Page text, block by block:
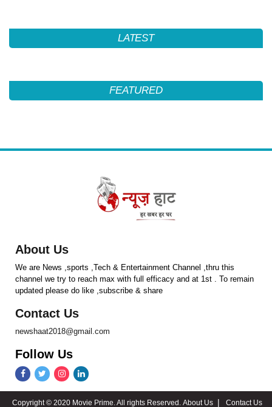
LATEST
FEATURED
About Us
We are News ,sports ,Tech & Entertainment Channel ,thru this
channel we try to reach max with full efficacy and at 1st . To remain
updated please do like ,subscribe & share
Contact Us
newshaat2018@gmail.com
Follow Us
Copyright © 2020 Movie Prime. All rights Reserved. About Us Contact Us